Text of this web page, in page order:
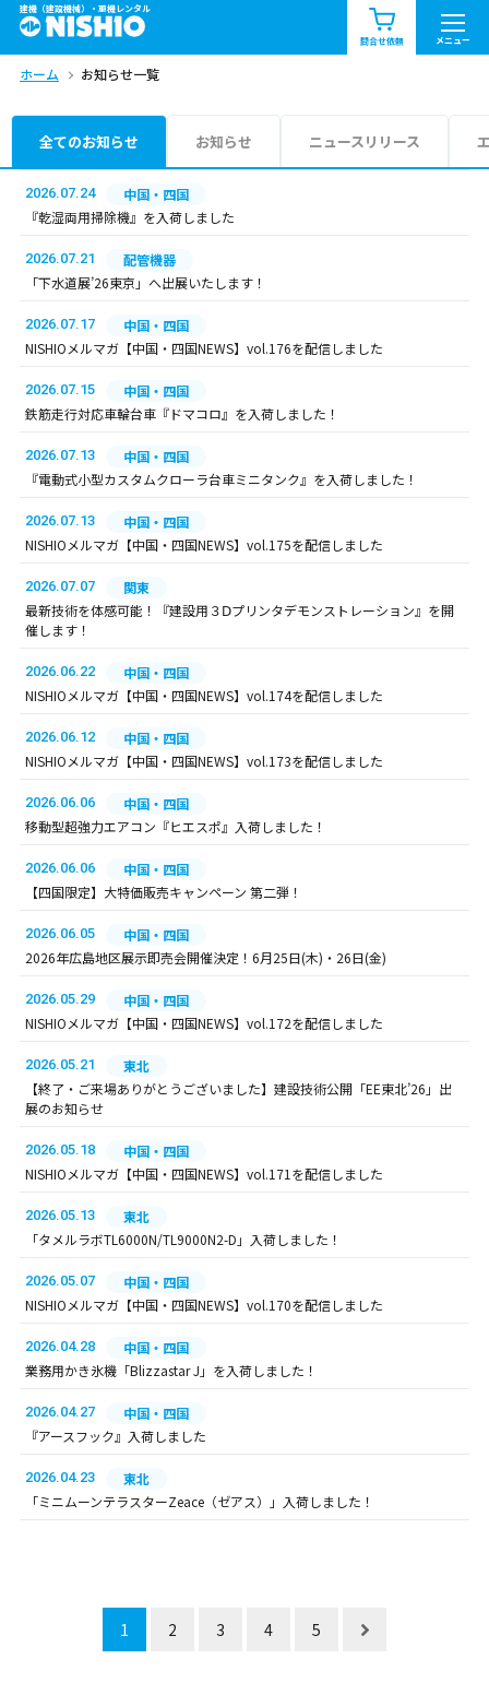
建機（建設機械）・重機レンタル
問合せ依頼 メニュー
商品一覧 お知らせ一覧
問合せ依頼リスト
エリア情報を見る
ホーム お知らせ一覧
全てのお知らせ お知らせ ニュースリリース
2026.07.24
中国・四国
『乾湿両用掃除機』を入荷しました
2026.07.21
配管機器
「下水道展’26東京」へ出展いたします！
2026.07.17
中国・四国
NISHIOメルマガ【中国・四国NEWS】vol.176を配信しました
2026.07.15
中国・四国
鉄筋走行対応車輪台車『ドマコロ』を入荷しました！
2026.07.13
中国・四国
『電動式小型カスタムクローラ台車ミニタンク』を入荷しました！
2026.07.13
中国・四国
NISHIOメルマガ【中国・四国NEWS】vol.175を配信しました
2026.07.07
関東
最新技術を体感可能！『建設用３Ⅾプリンタデモンストレーション』を開
催します！
2026.06.22
中国・四国
NISHIOメルマガ【中国・四国NEWS】vol.174を配信しました
2026.06.12
中国・四国
NISHIOメルマガ【中国・四国NEWS】vol.173を配信しました
2026.06.06
中国・四国
移動型超強力エアコン『ヒエスポ』入荷しました！
2026.06.06
中国・四国
【四国限定】大特価販売キャンペーン 第二弾！
2026.06.05
中国・四国
2026年広島地区展示即売会開催決定！6月25日(木)・26日(金)
2026.05.29
中国・四国
NISHIOメルマガ【中国・四国NEWS】vol.172を配信しました
2026.05.21
東北
【終了・ご来場ありがとうございました】建設技術公開「EE東北’26」出
展のお知らせ
2026.05.18
中国・四国
NISHIOメルマガ【中国・四国NEWS】vol.171を配信しました
2026.05.13
東北
「タメルラボTL6000N/TL9000N2-D」入荷しました！
2026.05.07
中国・四国
NISHIOメルマガ【中国・四国NEWS】vol.170を配信しました
2026.04.28
中国・四国
業務用かき氷機「Blizzastar J」を入荷しました！
2026.04.27
中国・四国
『アースフック』入荷しました
2026.04.23
東北
「ミニムーンテラスターZeace（ゼアス）」入荷しました！
1 2 3 4 5